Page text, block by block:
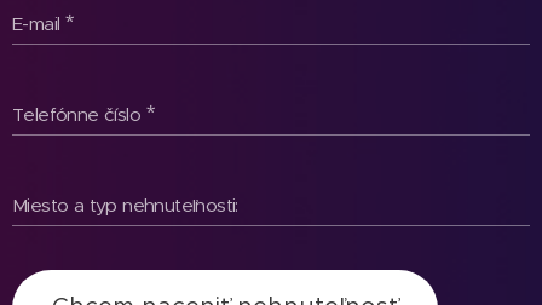
E-mail
Telefónne číslo
Miesto a typ nehnuteľnosti: